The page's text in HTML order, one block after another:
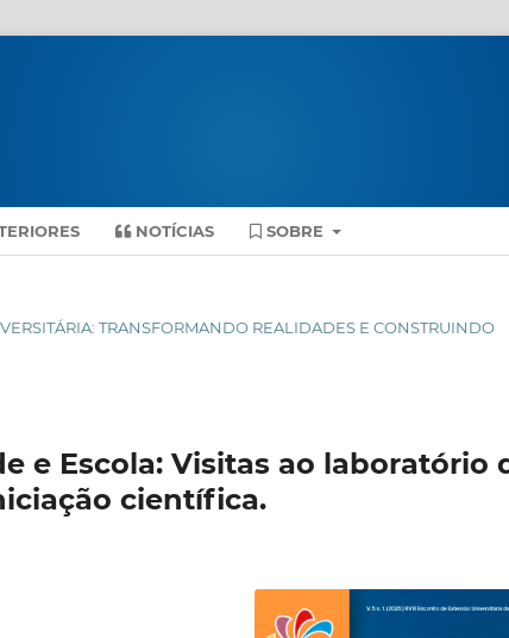
NOTÍCIAS SOBRE
TRANSFORMANDO REALIDADES E CONSTRUINDO
e Escola: Visitas ao laboratório
científica.